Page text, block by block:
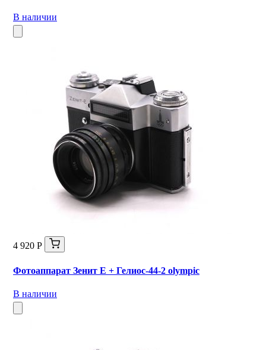
В наличии
4 920 Р
Фотоаппарат Зенит Е + Гелиос-44-2 olympic
В наличии